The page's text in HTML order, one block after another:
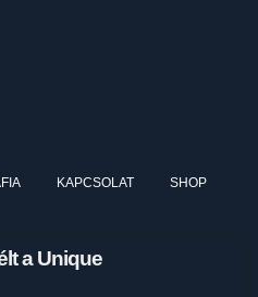
KAPCSOLAT SHOP
a Unique